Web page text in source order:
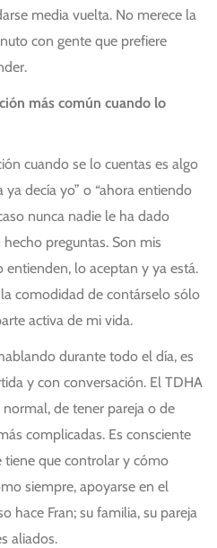
media vuelta. No merece la
con gente que prefiere
más común cuando lo
cuando se lo cuentas es algo
ya decía yo” o “ahora entiendo
nunca nadie le ha dado
preguntas. Son mis
entienden, lo aceptan y ya está.
comodidad de contárselo sólo
activa de mi vida.
durante todo el día, es
y con conversación. El TDHA
de tener pareja o de
complicadas. Es consciente
tiene que controlar y cómo
siempre, apoyarse en el
hace Fran; su familia, su pareja
aliados.